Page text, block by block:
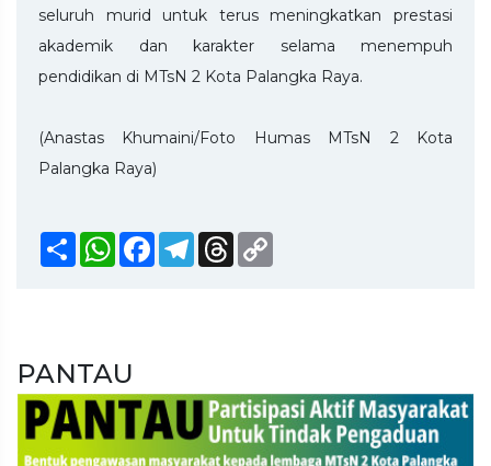
seluruh murid untuk terus meningkatkan prestasi
akademik dan karakter selama menempuh
pendidikan di MTsN 2 Kota Palangka Raya.
(Anastas Khumaini/Foto Humas MTsN 2 Kota
Palangka Raya)
ShareWhatsApp
FacebookTelegram
Threads
PANTAU